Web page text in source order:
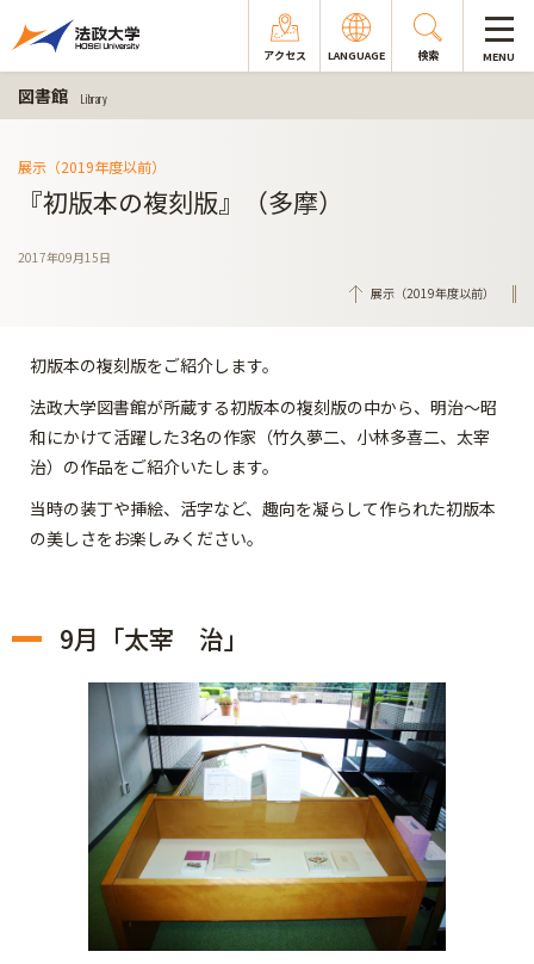
アクセス LANGUAGE 検索 MENU
図書館 Library
展示（2019年度以前）
『初版本の複刻版』（多摩）
2017年09月15日
展示（2019年度以前）
初版本の複刻版をご紹介します。
法政大学図書館が所蔵する初版本の複刻版の中から、明治～昭
和にかけて活躍した3名の作家（竹久夢二、小林多喜二、太宰
治）の作品をご紹介いたします。
当時の装丁や挿絵、活字など、趣向を凝らして作られた初版本
の美しさをお楽しみください。
9月「太宰 治」